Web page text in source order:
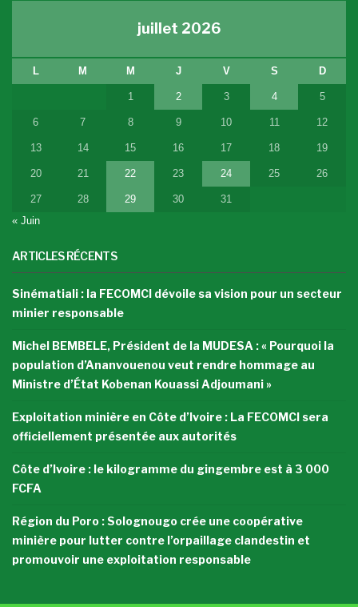
juillet 2026
L M M J V S D
1 2 3 4 5
6 7 8 9 10 11 12
13 14 15 16 17 18 19
20 21 22 23 24 25 26
27 28 29 30
31
« Juin
ARTICLES RÉCENTS
Sinématiali : la FECOMCI dévoile sa vision pour un secteur
minier responsable
Michel BEMBELE, Président de la MUDESA : « Pourquoi la
population d’Ananvouenou veut rendre hommage au
Ministre d’État Kobenan Kouassi Adjoumani »
Exploitation minière en Côte d’Ivoire : La FECOMCI sera
officiellement présentée aux autorités
Côte d’Ivoire : le kilogramme du gingembre est à 3 000
FCFA
Région du Poro : Solognougo crée une coopérative
minière pour lutter contre l’orpaillage clandestin et
promouvoir une exploitation responsable